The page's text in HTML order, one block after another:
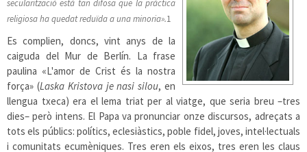
secularització està tan difosa que la pràctica
religiosa ha quedat reduïda a una minoria».1
Es complien, doncs, vint anys de la
caiguda del Mur de Berlín. La frase
paulina «L'amor de Crist és la nostra
força» (Laska Kristova je nasi silou, en
llengua txeca) era el lema triat per al viatge, que seria breu –tres
dies– però intens. El Papa va pronunciar onze discursos, adreçats a
tots els públics: polítics, eclesiàstics, poble fidel, joves, intel·lectuals
i comunitats ecumèniques. Tres eren els eixos, tres eren les claus